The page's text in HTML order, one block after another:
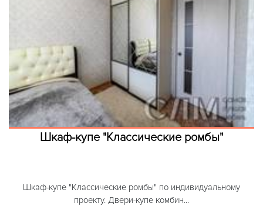
Шкаф-купе "Классические ромбы"
Шкаф-купе "Классические ромбы" по индивидуальному
проекту. Двери-купе комбин...